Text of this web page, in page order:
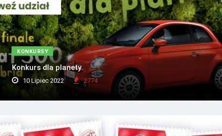
KONKURSY
Konkurs dla planety
10 Lipiec 2022 2774